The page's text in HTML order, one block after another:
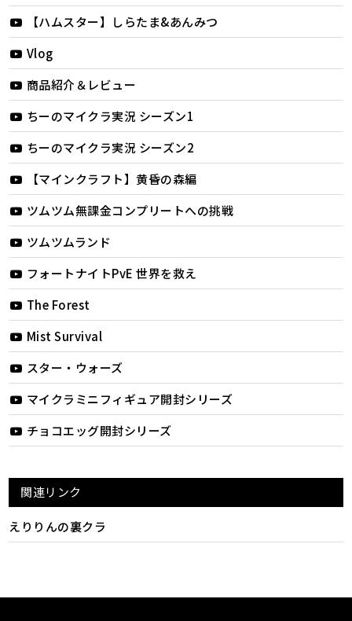
【ハムスター】しらたま&あんみつ
Vlog
商品紹介＆レビュー
ちーのマイクラ実況 シーズン1
ちーのマイクラ実況 シーズン2
【マインクラフト】黄昏の森編
ツムツム無課金コンプリートへの挑戦
ツムツムランド
フォートナイトPvE 世界を救え
The Forest
Mist Survival
スター・ウォーズ
マイクラミニフィギュア開封シリーズ
チョコエッグ開封シリーズ
関連リンク
えりりんの裏クラ